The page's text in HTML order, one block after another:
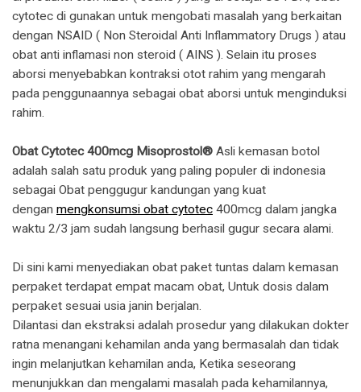
cytotec di gunakan untuk mengobati masalah yang berkaitan
dengan NSAID ( Non Steroidal Anti Inflammatory Drugs ) atau
obat anti inflamasi non steroid ( AINS ). Selain itu proses
aborsi menyebabkan kontraksi otot rahim yang mengarah
pada penggunaannya sebagai obat aborsi untuk menginduksi
rahim.
Obat Cytotec 400mcg Misoprostol® Asli kemasan botol
adalah salah satu produk yang paling populer di indonesia
sebagai Obat penggugur kandungan yang kuat
dengan mengkonsumsi obat cytotec 400mcg dalam jangka
waktu 2/3 jam sudah langsung berhasil gugur secara alami.
Di sini kami menyediakan obat paket tuntas dalam kemasan
perpaket terdapat empat macam obat, Untuk dosis dalam
perpaket sesuai usia janin berjalan.
Dilantasi dan ekstraksi adalah prosedur yang dilakukan dokter
ratna menangani kehamilan anda yang bermasalah dan tidak
ingin melanjutkan kehamilan anda, Ketika seseorang
menunjukkan dan mengalami masalah pada kehamilannya,